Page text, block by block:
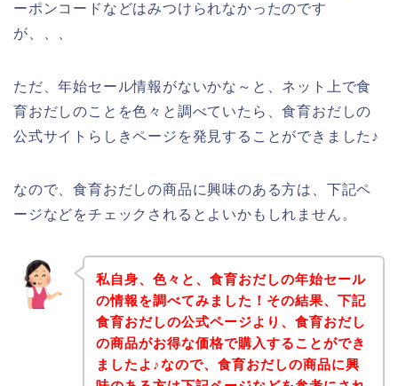
ーポンコードなどはみつけられなかったのです
が、、、
ただ、年始セール情報がないかな～と、ネット上で食
育おだしのことを色々と調べていたら、食育おだしの
公式サイトらしきページを発見することができました♪
なので、食育おだしの商品に興味のある方は、下記ペ
ージなどをチェックされるとよいかもしれません。
私自身、色々と、食育おだしの年始セール
の情報を調べてみました！その結果、下記
食育おだしの公式ページより、食育おだし
の商品がお得な価格で購入することができ
ましたよ♪なので、食育おだしの商品に興